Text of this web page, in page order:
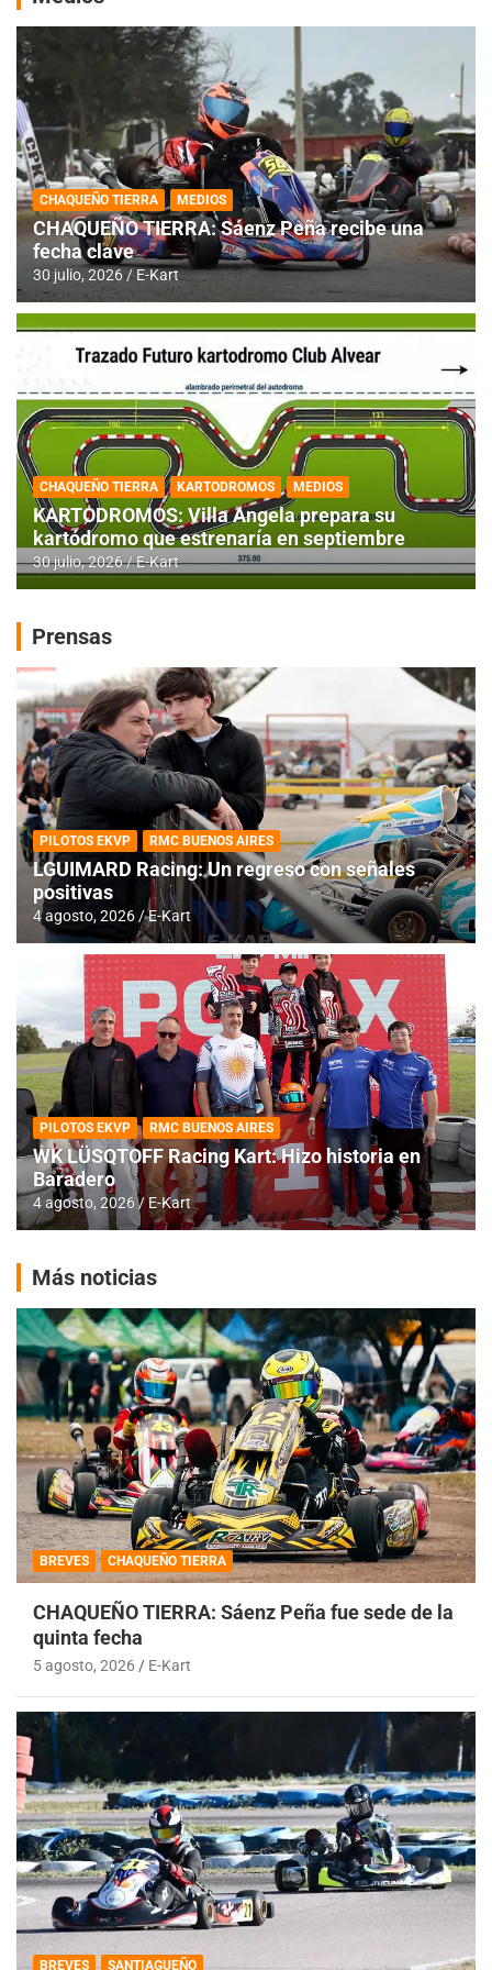
CHAQUEÑO TIERRA MEDIOS
CHAQUEÑO TIERRA: Sáenz Peña recibe una
fecha clave
30 julio, 2026 E-Kart
CHAQUEÑO TIERRA KARTODROMOS MEDIOS
KARTODROMOS: Villa Angela prepara su
kartódromo que estrenaría en septiembre
30 julio, 2026 E-Kart
Prensas
PILOTOS EKVP RMC BUENOS AIRES
LGUIMARD Racing: Un regreso con señales
positivas
4 agosto, 2026 E-Kart
PILOTOS EKVP RMC BUENOS AIRES
WK LÜSQTOFF Racing Kart: Hizo historia en
Baradero
4 agosto, 2026 E-Kart
Más noticias
BREVES CHAQUEÑO TIERRA
CHAQUEÑO TIERRA: Sáenz Peña fue sede de la
quinta fecha
5 agosto, 2026 E-Kart
BREVES SANTIAGUEÑO